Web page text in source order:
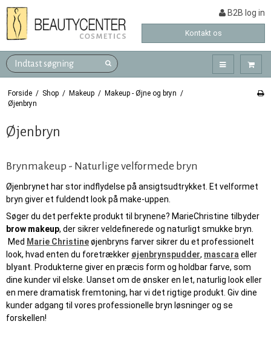
B2B log in
Kontakt os
Forside / Shop / Makeup / Makeup - Øjne og bryn /
Øjenbryn
Øjenbryn
Brynmakeup - Naturlige velformede bryn
Øjenbrynet har stor indflydelse på ansigtsudtrykket. Et velformet
bryn giver et fuldendt look på make-uppen.
Søger du det perfekte produkt til brynene? MarieChristine tilbyder
brow makeup, der sikrer veldefinerede og naturligt smukke bryn.
Med Marie Christineøjenbryns farver sikrer du et professionelt
look, hvad enten du foretrækker øjenbrynspudder, mascaraeller
blyant. Produkterne giver en præcis form og holdbar farve, som
dine kunder vil elske. Uanset om de ønsker en let, naturlig look eller
en mere dramatisk fremtoning, har vi det rigtige produkt. Giv dine
kunder adgang til vores professionelle bryn løsninger og se
forskellen!